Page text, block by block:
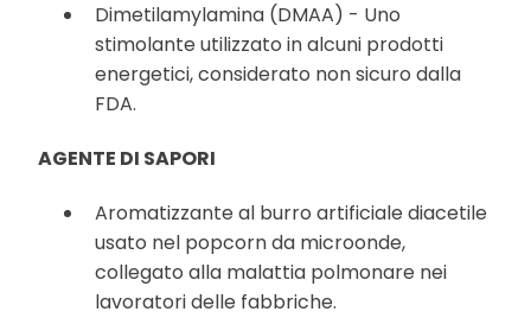
Dimetilamylamina (DMAA) - Uno
stimolante utilizzato in alcuni prodotti
energetici, considerato non sicuro dalla
FDA.
AGENTE DI SAPORI
Aromatizzante al burro artificiale diacetile
usato nel popcorn da microonde,
collegato alla malattia polmonare nei
lavoratori delle fabbriche.